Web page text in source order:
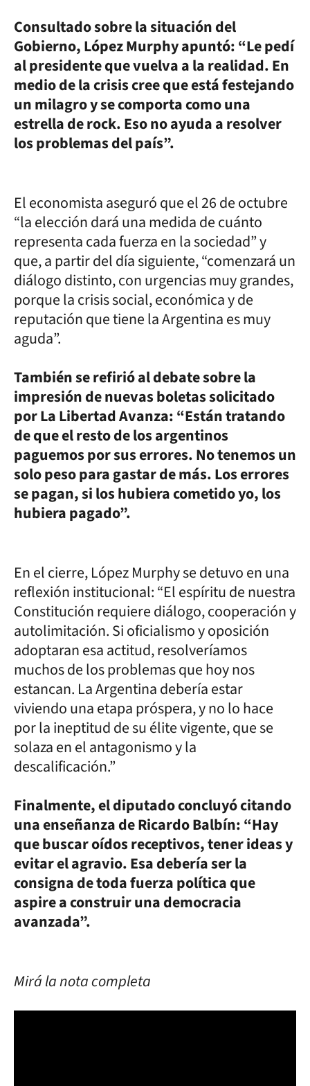
Consultado sobre la situación del
Gobierno, López Murphy apuntó: “Le pedí
al presidente que vuelva a la realidad. En
medio de la crisis cree que está festejando
un milagro y se comporta como una
estrella de rock. Eso no ayuda a resolver
los problemas del país”.
El economista aseguró que el 26 de octubre
“la elección dará una medida de cuánto
representa cada fuerza en la sociedad” y
que, a partir del día siguiente, “comenzará un
diálogo distinto, con urgencias muy grandes,
porque la crisis social, económica y de
reputación que tiene la Argentina es muy
aguda”.
También se refirió al debate sobre la
impresión de nuevas boletas solicitado
por La Libertad Avanza: “Están tratando
de que el resto de los argentinos
paguemos por sus errores. No tenemos un
solo peso para gastar de más. Los errores
se pagan, si los hubiera cometido yo, los
hubiera pagado”.
En el cierre, López Murphy se detuvo en una
reflexión institucional: “El espíritu de nuestra
Constitución requiere diálogo, cooperación y
autolimitación. Si oficialismo y oposición
adoptaran esa actitud, resolveríamos
muchos de los problemas que hoy nos
estancan. La Argentina debería estar
viviendo una etapa próspera, y no lo hace
por la ineptitud de su élite vigente, que se
solaza en el antagonismo y la
descalificación.”
Finalmente, el diputado concluyó citando
una enseñanza de Ricardo Balbín: “Hay
que buscar oídos receptivos, tener ideas y
evitar el agravio. Esa debería ser la
consigna de toda fuerza política que
aspire a construir una democracia
avanzada”.
Mirá la nota completa